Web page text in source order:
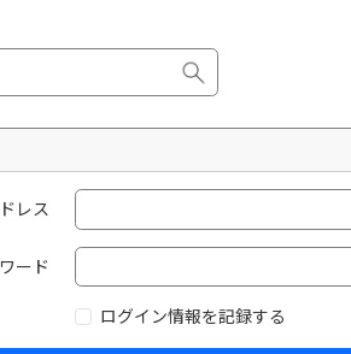
レス
ード
ログイン情報を記録する